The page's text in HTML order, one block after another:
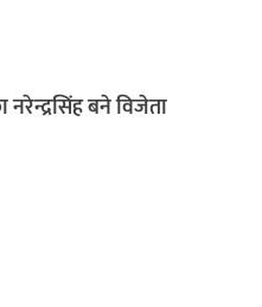
नरेन्द्रसिंह बने विजेता